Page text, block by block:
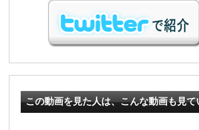
この動画を見た人は、こんな動画も見て